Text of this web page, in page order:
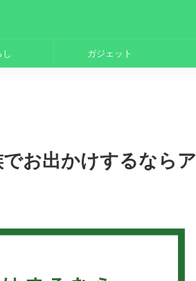
し ガジェット
でお出かけするならア